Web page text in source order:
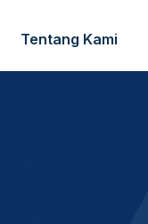
Tentang Kami